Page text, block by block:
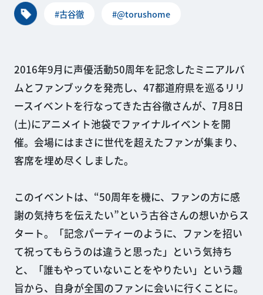
#古谷徹 #@torushome
2016年9月に声優活動50周年を記念したミニアルバ
ムとファンブックを発売し、47都道府県を巡るリリ
ースイベントを行なってきた古谷徹さんが、7月8日
(土)にアニメイト池袋でファイナルイベントを開
催。会場にはまさに世代を超えたファンが集まり、
客席を埋め尽くしました。
このイベントは、“50周年を機に、ファンの方に感
謝の気持ちを伝えたい”という古谷さんの想いからス
タート。「記念パーティーのように、ファンを招い
て祝ってもらうのは違うと思った」という気持ち
と、「誰もやっていないことをやりたい」という趣
旨から、自身が全国のファンに会いに行くことに。